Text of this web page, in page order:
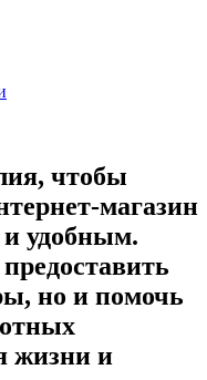
чтобы
магазин
удобным.
но и помочь
жизни и